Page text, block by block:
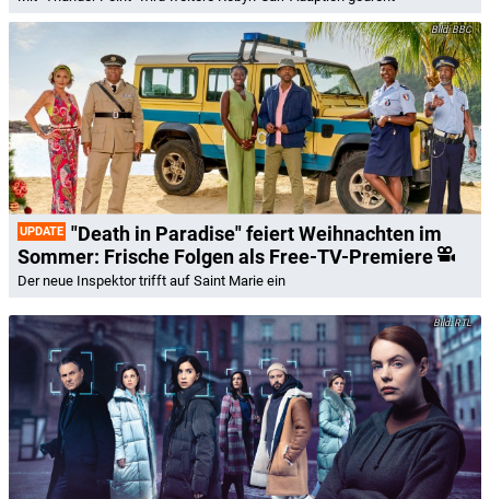
BBC
UPDATE "Death in Paradise" feiert Weihnachten im
Sommer: Frische Folgen als Free-TV-Premiere
Der neue Inspektor trifft auf Saint Marie ein
RTL